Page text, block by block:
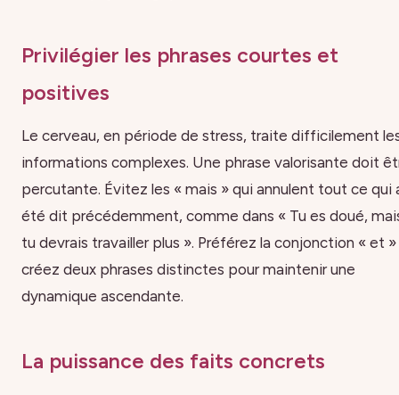
Privilégier les phrases courtes et
positives
Le cerveau, en période de stress, traite difficilement
informations complexes. Une phrase valorisante doit
percutante. Évitez les « mais » qui annulent tout ce qui
été dit précédemment, comme dans « Tu es doué,
tu devrais travailler plus ». Préférez la conjonction « et
créez deux phrases distinctes pour maintenir une
dynamique ascendante.
La puissance des faits concrets